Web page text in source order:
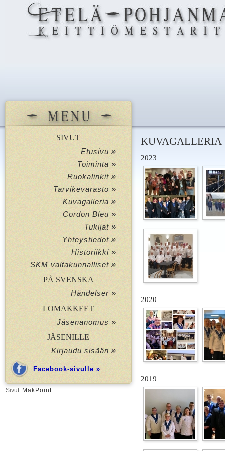
SIVUT
Etusivu »
Toiminta »
Ruokalinkit »
Tarvikevarasto »
Kuvagalleria »
Cordon Bleu »
Tukijat »
Yhteystiedot »
Historiikki »
SKM valtakunnalliset »
PÅ SVENSKA
Händelser »
LOMAKKEET
Jäsenanomus »
JÄSENILLE
Kirjaudu sisään »
Facebook-sivulle »
Sivut: MakPoint
KUVAGALLERIA
2023
2020
2019